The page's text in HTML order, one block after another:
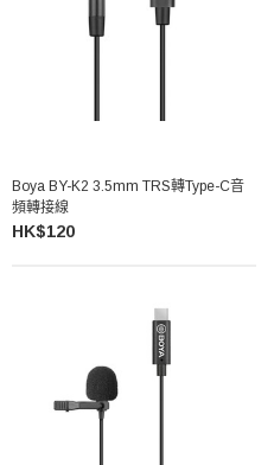
Boya BY-K2 3.5mm TRS轉Type-C音
頻轉接線
HK$120